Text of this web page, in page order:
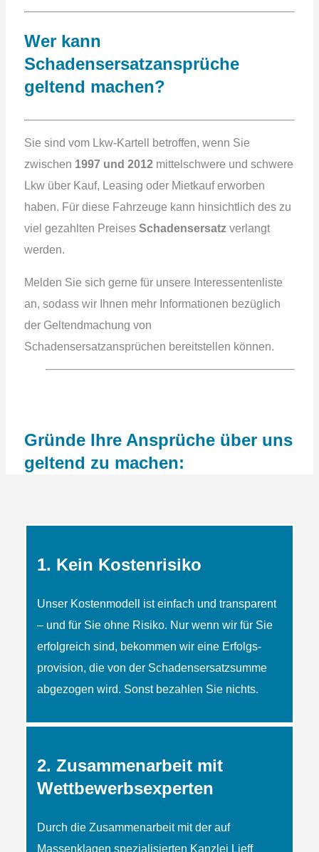
Wer kann
Schadensersatzansprüche
geltend machen?
Sie sind vom Lkw-Kartell betroffen, wenn Sie
zwischen 1997 und 2012mittelschwere und schwere
Lkw über Kauf, Leasing oder Mietkauf erworben
haben. Für diese Fahrzeuge kann hinsichtlich des zu
viel gezahlten Preises Schadensersatzverlangt
werden.
Melden Sie sich gerne für unsere Interessentenliste
an, sodass wir Ihnen mehr Informationen bezüglich
der Geltendmachung von
Schadensersatzansprüchen bereitstellen können.
Gründe Ihre Ansprüche über uns
geltend zu machen:
1. Kein Kostenrisiko
Unser Kostenmodell ist einfach und transparent
– und für Sie ohne Risiko. Nur wenn wir für Sie
erfolgreich sind, bekommen wir eine Erfolgs­
provision, die von der Schadens­ersatzsumme
abgezogen wird. Sonst bezahlen Sie nichts.
2. Zusammenarbeit mit
Wettbewerbsexperten
Durch die Zusammenarbeit mit der auf
Massenklagen spezialisierten Kanzlei Lieff